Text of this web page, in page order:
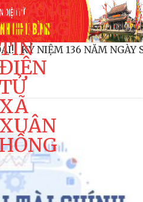
ĐIỆN
TỬ
XÃ
XUÂN
ĐẠI! KỶ NIỆM 136 NĂM